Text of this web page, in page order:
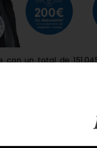
con un total de
sus proyectos de
publicación en el
Extraordinario
locales de los
acreditar la
pago anticipado de la